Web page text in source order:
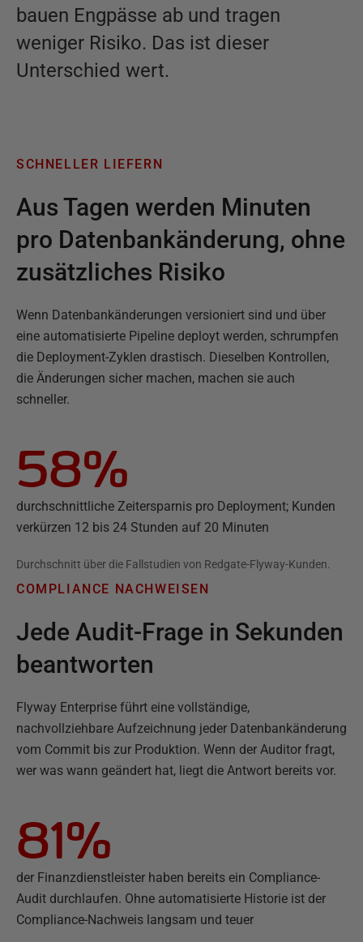
bauen Engpässe ab und tragen
weniger Risiko. Das ist dieser
Unterschied wert.
SCHNELLER LIEFERN
Aus Tagen werden Minuten
pro Datenbankänderung, ohne
zusätzliches Risiko
Wenn Datenbankänderungen versioniert sind und über
eine automatisierte Pipeline deployt werden, schrumpfen
die Deployment-Zyklen drastisch. Dieselben Kontrollen,
die Änderungen sicher machen, machen sie auch
schneller.
58%
durchschnittliche Zeitersparnis pro Deployment; Kunden
verkürzen 12 bis 24 Stunden auf 20 Minuten
Durchschnitt über die Fallstudien von Redgate-Flyway-Kunden.
COMPLIANCE NACHWEISEN
Jede Audit-Frage in Sekunden
beantworten
Flyway Enterprise führt eine vollständige,
nachvollziehbare Aufzeichnung jeder Datenbankänderung
vom Commit bis zur Produktion. Wenn der Auditor fragt,
wer was wann geändert hat, liegt die Antwort bereits vor.
81%
der Finanzdienstleister haben bereits ein Compliance-
Audit durchlaufen. Ohne automatisierte Historie ist der
Compliance-Nachweis langsam und teuer